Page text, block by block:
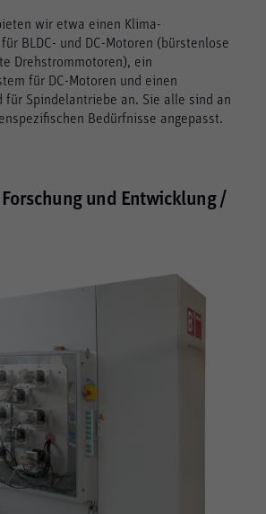
wir etwa einen Klima-
BLDC- und DC-Motoren (bürstenlose
Drehstrommotoren), ein
für DC-Motoren und einen
für Spindelantriebe an. Sie alle sind an
Bedürfnisse angepasst.
und Entwicklung /